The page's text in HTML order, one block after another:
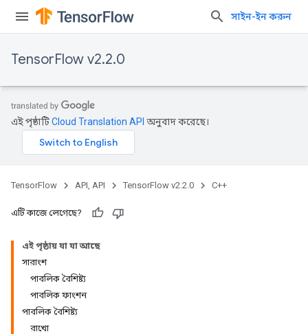
সাইন-ইন করুন
TensorFlow v2.2.0
এই পৃষ্ঠাটিCloud Translation API অনুবাদ করেছে।
TensorFlow API, API TensorFlow v2.2.0 C++
এটি কাজে লেগেছে?
এই পৃষ্ঠায় যা যা আছে
সারাংশ
পাবলিক বৈশিষ্ট্য
পাবলিক ফাংশন
পাবলিক বৈশিষ্ট্য
রাখো